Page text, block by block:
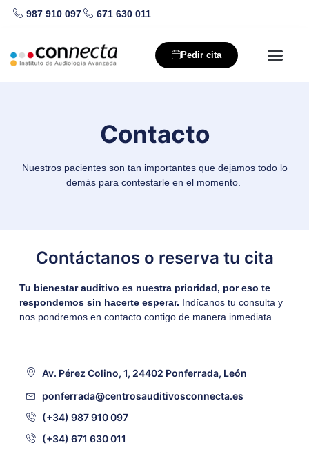
al
contenido
987 910 097 671 630 011
Pedir cita
Contacto
Nuestros pacientes son tan importantes que dejamos todo lo
demás para contestarle en el momento.
Contáctanos o reserva tu cita
Tu bienestar auditivo es nuestra prioridad, por eso te
respondemos sin hacerte esperar. Indícanos tu consulta y
nos pondremos en contacto contigo de manera inmediata.
Av. Pérez Colino, 1, 24402 Ponferrada, León
ponferrada@centrosauditivosconnecta.es
(+34) 987 910 097
(+34) 671 630 011